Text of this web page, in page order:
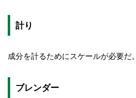
計り
成分を計るためにスケールが必要だ。
ブレンダー